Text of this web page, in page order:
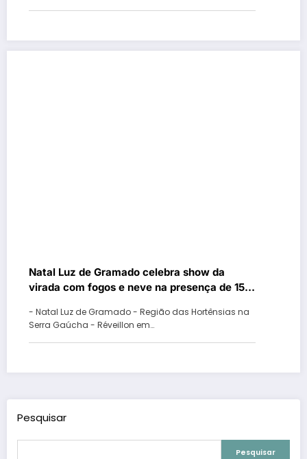
Natal Luz de Gramado celebra show da
virada com fogos e neve na presença de 15
- Natal Luz de Gramado - Região das Hortênsias na
Serra Gaúcha - Réveillon em…
Pesquisar
Pesquisar